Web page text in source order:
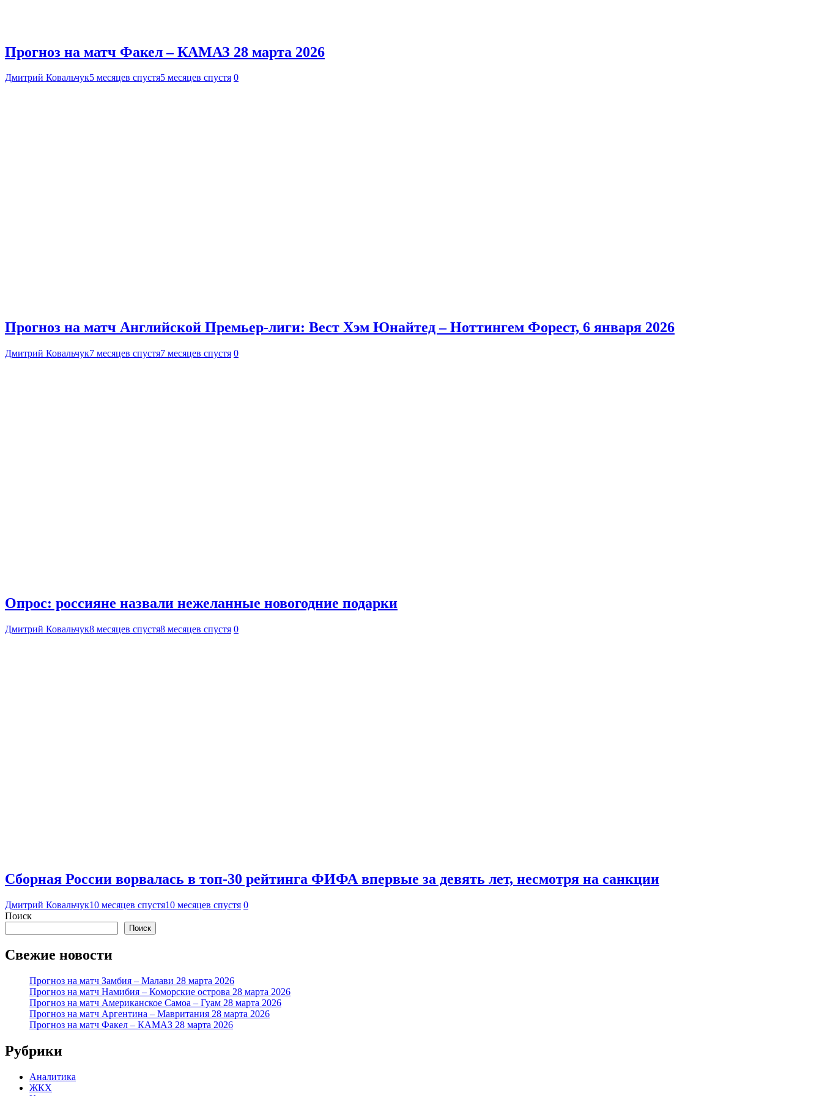
Прогноз на матч Факел – КАМАЗ 28 марта 2026
Дмитрий Ковальчук5 месяцев спустя5 месяцев спустя 0
Прогноз на матч Английской Премьер-лиги: Вест Хэм Юнайтед – Ноттингем Форест, 6 января 2026
Дмитрий Ковальчук7 месяцев спустя7 месяцев спустя 0
Опрос: россияне назвали нежеланные новогодние подарки
Дмитрий Ковальчук8 месяцев спустя8 месяцев спустя 0
Сборная России ворвалась в топ-30 рейтинга ФИФА впервые за девять лет, несмотря на санкции
Дмитрий Ковальчук10 месяцев спустя10 месяцев спустя 0
Поиск
Поиск
Свежие новости
Прогноз на матч Замбия – Малави 28 марта 2026
Прогноз на матч Намибия – Коморские острова 28 марта 2026
Прогноз на матч Американское Самоа – Гуам 28 марта 2026
Прогноз на матч Аргентина – Мавритания 28 марта 2026
Прогноз на матч Факел – КАМАЗ 28 марта 2026
Рубрики
Аналитика
ЖКХ